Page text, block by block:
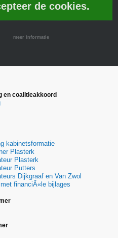
de cookies.
meer informatie
en coalitieakkoord
kabinetsformatie
Plasterk
Plasterk
Putters
Dijkgraaf en Van Zwol
financiÃ«le bijlages